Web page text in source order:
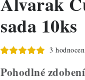
sada 10ks
3
Pohodlné